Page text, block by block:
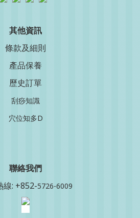
其他資訊
條款及細則
產品保養
歷史訂單
刮痧知識
穴位知多D
聯絡我們
線: +852-5726-6009